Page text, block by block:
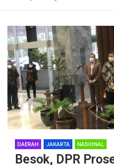
DAERAH JAKARTA NASIONAL
Besok, DPR